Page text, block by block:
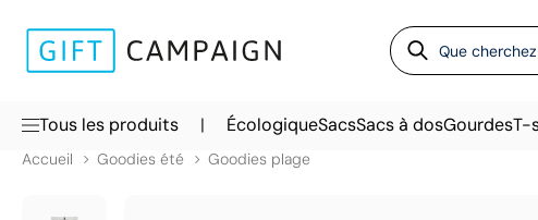
Tous les produits | ÉcologiqueSacsSacs à dosGourdesT-
Accueil Goodies été Goodies plage